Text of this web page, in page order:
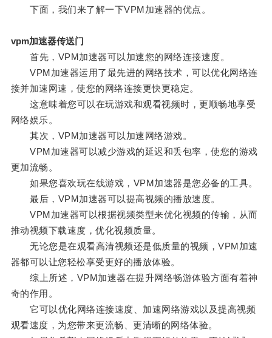
下面，我们来了解一下VPM加速器的优点。
vpm加速器传送门
首先，VPM加速器可以加速您的网络连接速度。
VPM加速器运用了最先进的网络技术，可以优化网络连
接并加速网速，使您的网络连接更快更稳定。
这意味着您可以在玩游戏和观看视频时，更顺畅地享受
网络娱乐。
其次，VPM加速器可以加速网络游戏。
VPM加速器可以减少游戏的延迟和丢包率，使您的游戏
更加流畅。
如果您喜欢玩在线游戏，VPM加速器是您必备的工具。
最后，VPM加速器可以提高视频的播放速度。
VPM加速器可以根据视频类型来优化视频的传输，从而
推动视频下载速度，优化视频质量。
无论您是在观看高清视频还是低质量的视频，VPM加速
器都可以让您轻松享受更好的播放体验。
综上所述，VPM加速器在提升网络畅游体验方面有着神
奇的作用。
它可以优化网络连接速度、加速网络游戏以及提高视频
观看速度，为您带来更流畅、更清晰的网络体验。